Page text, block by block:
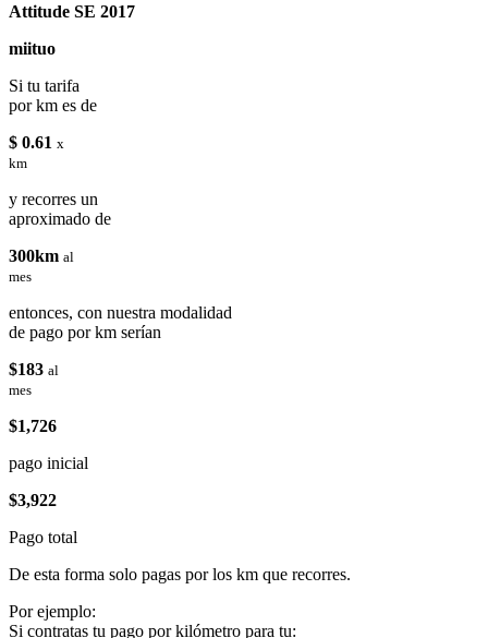
Attitude SE 2017
miituo
Si tu tarifa
por km es de
$ 0.61 x
km
y recorres un
aproximado de
300km al
mes
entonces, con nuestra modalidad
de pago por km serían
$183 al
mes
$1,726
pago inicial
$3,922
Pago total
De esta forma solo pagas por los km que recorres.
Por ejemplo:
Si contratas tu pago por kilómetro para tu: